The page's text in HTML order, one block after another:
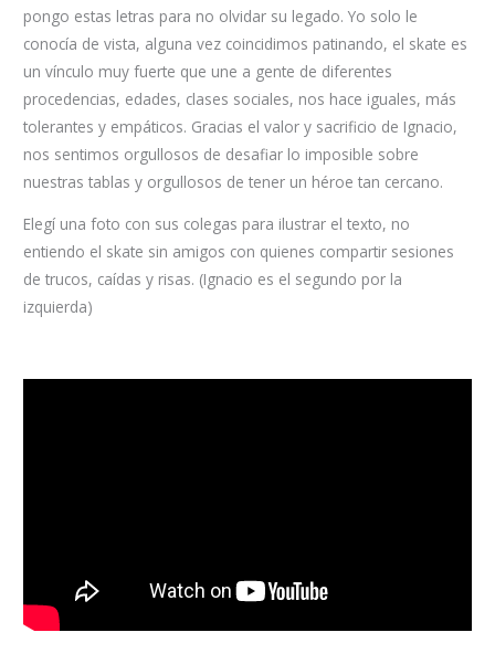
pongo estas letras para no olvidar su legado. Yo solo le
conocía de vista, alguna vez coincidimos patinando, el skate es
un vínculo muy fuerte que une a gente de diferentes
procedencias, edades, clases sociales, nos hace iguales, más
tolerantes y empáticos. Gracias el valor y sacrificio de Ignacio,
nos sentimos orgullosos de desafiar lo imposible sobre
nuestras tablas y orgullosos de tener un héroe tan cercano.
Elegí una foto con sus colegas para ilustrar el texto, no
entiendo el skate sin amigos con quienes compartir sesiones
de trucos, caídas y risas. (Ignacio es el segundo por la
izquierda)